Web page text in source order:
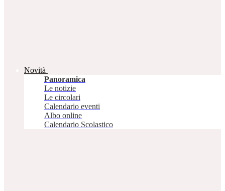
Novità
Panoramica
Le notizie
Le circolari
Calendario eventi
Albo online
Calendario Scolastico